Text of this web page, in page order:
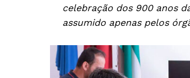
celebração dos 900 anos
assumido apenas pelos